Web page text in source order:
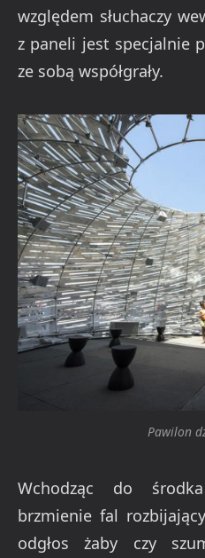
względem słuchaczy
z paneli jest specjalnie
ze sobą współgrały.
Pawilon
Wchodząc do
brzmienie fal
odgłos żaby czy